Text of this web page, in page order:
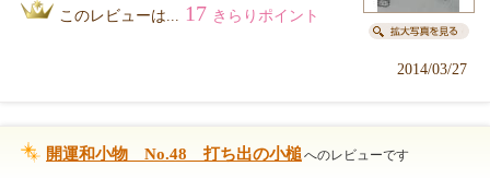
このレビューは... 17 きらりポイント
2014/03/27
開運和小物 No.48 打ち出の小槌 へのレビューです